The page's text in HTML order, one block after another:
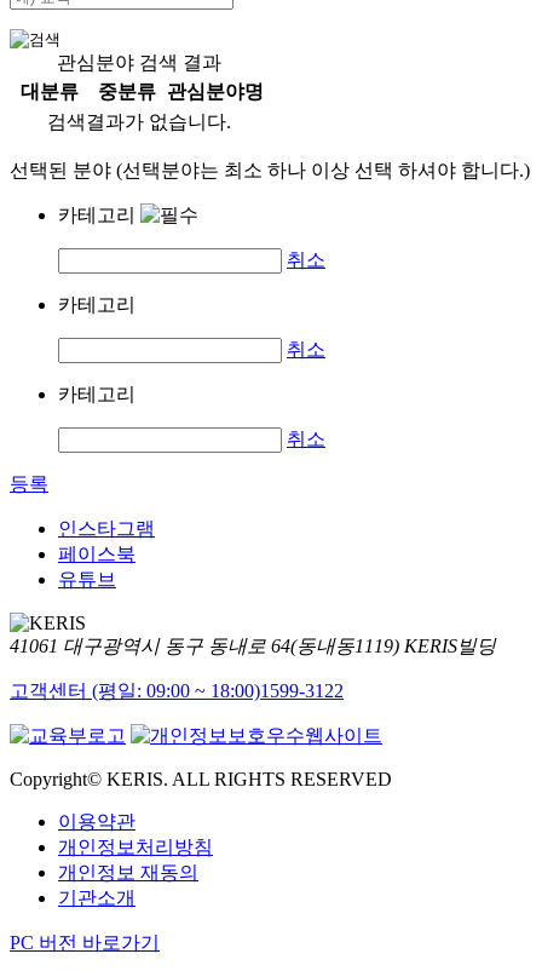
관심분야 검색 결과
대분류
중분류
관심분야명
검색결과가 없습니다.
선택된 분야 (선택분야는 최소 하나 이상 선택 하셔야 합니다.)
카테고리
취소
카테고리
취소
카테고리
취소
등록
인스타그램
페이스북
유튜브
41061 대구광역시 동구 동내로 64(동내동1119) KERIS빌딩
고객센터 (평일: 09:00 ~ 18:00)1599-3122
Copyright© KERIS. ALL RIGHTS RESERVED
이용약관
개인정보처리방침
개인정보 재동의
기관소개
PC 버전 바로가기